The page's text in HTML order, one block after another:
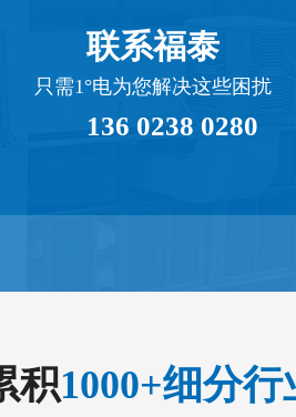
联系福泰
只需1°电为您解决这些困扰
136 0238 0280
积1000+细分